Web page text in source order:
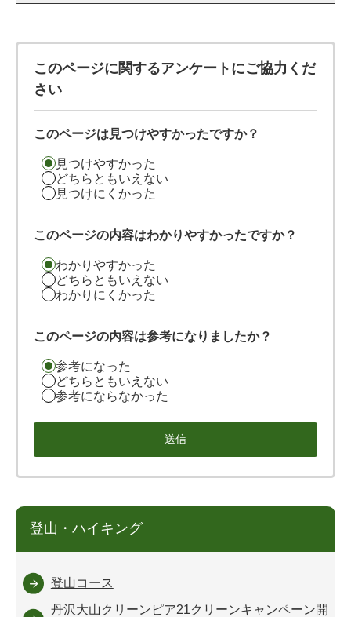
このページに関するアンケートにご協力くだ
さい
このページは見つけやすかったですか？
見つけやすかった
どちらともいえない
見つけにくかった
このページの内容はわかりやすかったですか？
わかりやすかった
どちらともいえない
わかりにくかった
このページの内容は参考になりましたか？
参考になった
どちらともいえない
参考にならなかった
登山・ハイキング
登山コース
丹沢大山クリーンピア21クリーンキャンペーン開